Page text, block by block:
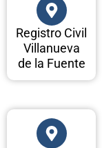
Registro Civil
Villanueva
de la Fuente